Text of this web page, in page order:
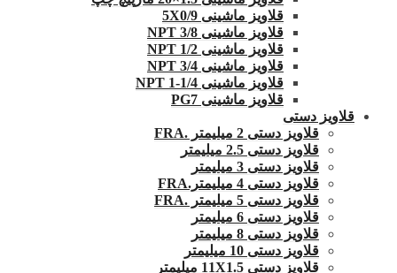
قلاویز ماشینی 5X0/9
قلاویز ماشینی 3/8 NPT
قلاویز ماشینی 1/2 NPT
قلاویز ماشینی 3/4 NPT
قلاویز ماشینی 1/4-1 NPT
قلاویز ماشینی PG7
قلاویز دستی
قلاویز دستی 2 میلیمتر .FRA
قلاویز دستی 2.5 میلیمتر
قلاویز دستی 3 میلیمتر
قلاویز دستی 4 میلیمتر.FRA
قلاویز دستی 5 میلیمتر .FRA
قلاویز دستی 6 میلیمتر
قلاویز دستی 8 میلیمتر
قلاویز دستی 10 میلیمتر
قلاویز دستی 11X1.5 میلیمتر